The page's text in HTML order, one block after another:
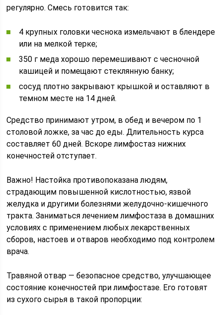
регулярно. Смесь готовится так:
4 крупных головки чеснока измельчают в блендере
или на мелкой терке;
350 г меда хорошо перемешивают с чесночной
кашицей и помещают стеклянную банку;
сосуд плотно закрывают крышкой и оставляют в
темном месте на 14 дней.
Средство принимают утром, в обед и вечером по 1
столовой ложке, за час до еды. Длительность курса
составляет 60 дней. Вскоре лимфостаз нижних
конечностей отступает.
Важно! Настойка противопоказана людям,
страдающим повышенной кислотностью, язвой
желудка и другими болезнями желудочно-кишечного
тракта. Заниматься лечением лимфостаза в домашних
условиях с применением любых лекарственных
сборов, настоев и отваров необходимо под контролем
врача.
Травяной отвар — безопасное средство, улучшающее
состояние конечностей при лимфостазе. Его готовят
из сухого сырья в такой пропорции: